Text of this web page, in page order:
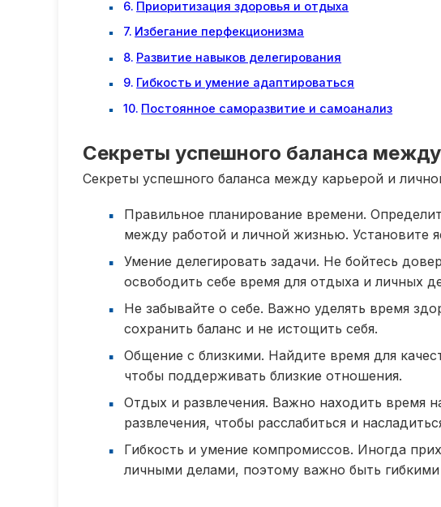
Приоритизация здоровья и отдыха
Избегание перфекционизма
Развитие навыков делегирования
Гибкость и умение адаптироваться
Постоянное саморазвитие и самоанализ
Секреты успешного баланса
Секреты успешного баланса между карьерой и
Правильное планирование времени.
между работой и личной жизнью. Установите
Умение делегировать задачи. Не бойтесь
освободить себе время для отдыха и личных
Не забывайте о себе. Важно уделять время
сохранить баланс и не истощить себя.
Общение с близкими. Найдите время для
чтобы поддерживать близкие отношения.
Отдых и развлечения. Важно находить время
развлечения, чтобы расслабиться и
Гибкость и умение компромиссов. Иногда
личными делами, поэтому важно быть